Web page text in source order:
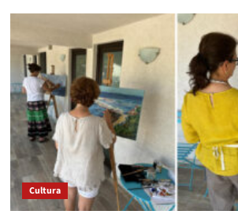
Concert
terapeutic
Neptun.
Marele
Maestru
Don
Conreaux,
„tatăl”
școlii
Gong
Masters,
revine
Cultura